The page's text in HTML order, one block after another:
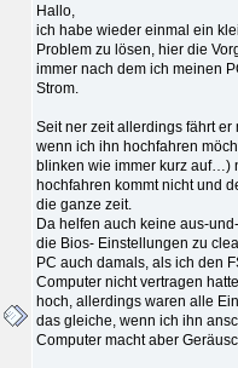
Hallo,
ich habe wieder einmal ein
Problem zu lösen, hier die
immer nach dem ich meinen
Strom.
Seit ner zeit allerdings fährt
wenn ich ihn hochfahren
blinken wie immer kurz auf…)
hochfahren kommt nicht und
die ganze zeit.
Da helfen auch keine aus-
die Bios- Einstellungen zu
PC auch damals, als ich den
Computer nicht vertragen
hoch, allerdings waren alle
das gleiche, wenn ich ihn
Computer macht aber